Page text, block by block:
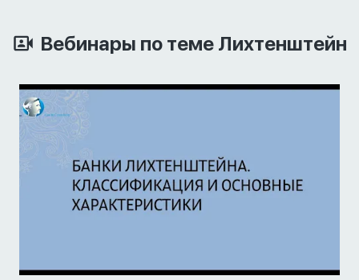
Вебинары по теме Лихтенштейн